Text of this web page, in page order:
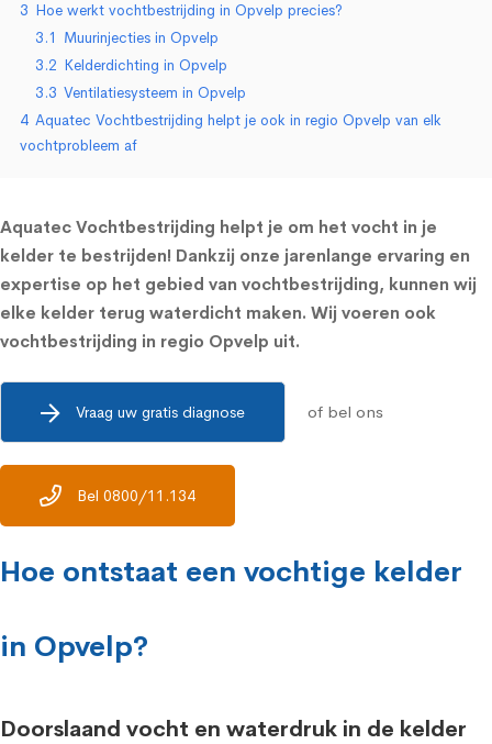
3 Hoe werkt vochtbestrijding in Opvelp precies?
3.1 Muurinjecties in Opvelp
3.2 Kelderdichting in Opvelp
3.3 Ventilatiesysteem in Opvelp
4 Aquatec Vochtbestrijding helpt je ook in regio Opvelp van elk
vochtprobleem af
Aquatec Vochtbestrijding helpt je om het vocht in je
kelder te bestrijden! Dankzij onze jarenlange ervaring en
expertise op het gebied van vochtbestrijding, kunnen wij
elke kelder terug waterdicht maken. Wij voeren ook
vochtbestrijding in regio Opvelp uit.
Vraag uw gratis diagnose of bel ons
Bel 0800/11.134
Hoe ontstaat een vochtige kelder
in Opvelp?
Doorslaand vocht en waterdruk in de kelder